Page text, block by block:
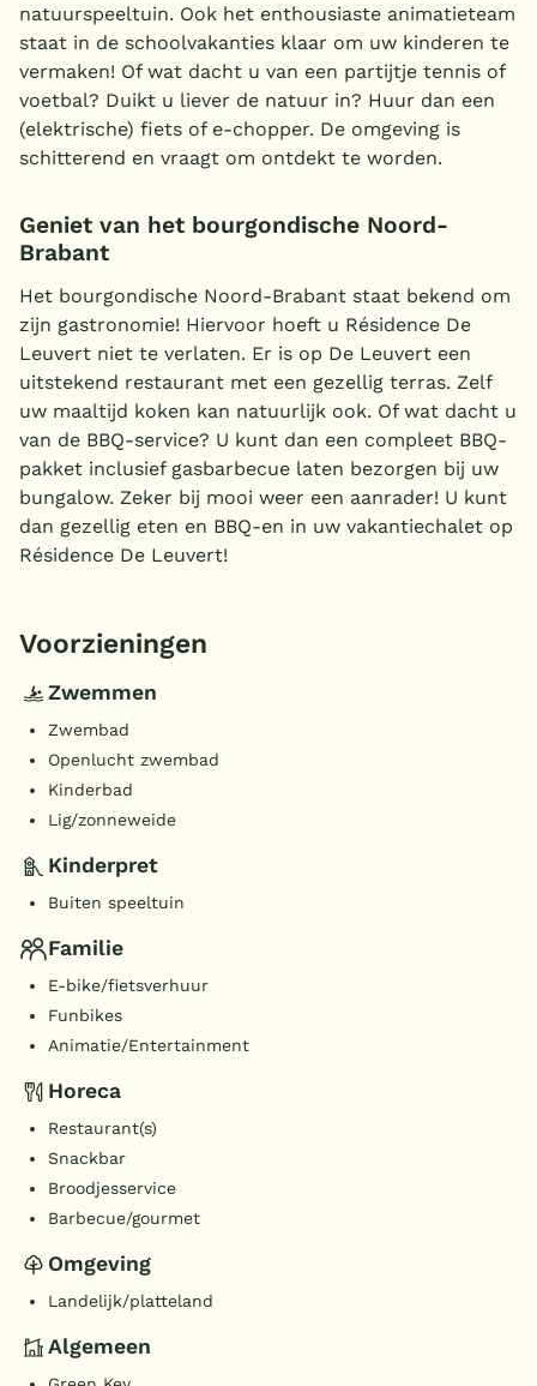
natuurspeeltuin. Ook het enthousiaste animatieteam
staat in de schoolvakanties klaar om uw kinderen te
vermaken! Of wat dacht u van een partijtje tennis of
voetbal? Duikt u liever de natuur in? Huur dan een
(elektrische) fiets of e-chopper. De omgeving is
schitterend en vraagt om ontdekt te worden.
Geniet van het bourgondische Noord-
Brabant
Het bourgondische Noord-Brabant staat bekend om
zijn gastronomie! Hiervoor hoeft u Résidence De
Leuvert niet te verlaten. Er is op De Leuvert een
uitstekend restaurant met een gezellig terras. Zelf
uw maaltijd koken kan natuurlijk ook. Of wat dacht u
van de BBQ-service? U kunt dan een compleet BBQ-
pakket inclusief gasbarbecue laten bezorgen bij uw
bungalow. Zeker bij mooi weer een aanrader! U kunt
dan gezellig eten en BBQ-en in uw vakantiechalet op
Résidence De Leuvert!
Voorzieningen
Zwemmen
Zwembad
Openlucht zwembad
Kinderbad
Lig/zonneweide
Kinderpret
Buiten speeltuin
Familie
E-bike/fietsverhuur
Funbikes
Animatie/Entertainment
Horeca
Restaurant(s)
Snackbar
Broodjesservice
Barbecue/gourmet
Omgeving
Landelijk/platteland
Algemeen